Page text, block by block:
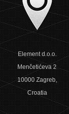
Element d.o.o.
Menčetićeva 2
10000 Zagreb,
Croatia